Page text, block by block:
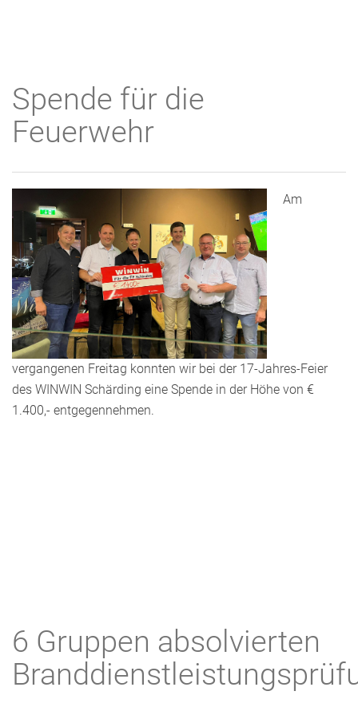
Spende für die
Feuerwehr
Am
vergangenen Freitag konnten wir bei der 17-Jahres-Feier
des WINWIN Schärding eine Spende in der Höhe von €
1.400,- entgegennehmen.
6 Gruppen absolvierten